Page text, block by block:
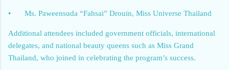
• Ms. Paweensuda “Fahsai” Drouin, Miss Universe Thailand
Additional attendees included government officials, international
delegates, and national beauty queens such as Miss Grand
Thailand, who joined in celebrating the program’s success.